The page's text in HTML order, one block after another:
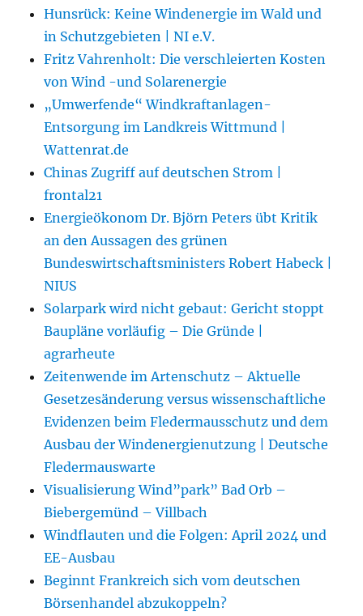
Hunsrück: Keine Windenergie im Wald und
in Schutzgebieten | NI e.V.
Fritz Vahrenholt: Die verschleierten Kosten
von Wind -und Solarenergie
„Umwerfende“ Windkraftanlagen-
Entsorgung im Landkreis Wittmund |
Wattenrat.de
Chinas Zugriff auf deutschen Strom |
frontal21
Energieökonom Dr. Björn Peters übt Kritik
an den Aussagen des grünen
Bundeswirtschaftsministers Robert Habeck |
NIUS
Solarpark wird nicht gebaut: Gericht stoppt
Baupläne vorläufig – Die Gründe |
agrarheute
Zeitenwende im Artenschutz – Aktuelle
Gesetzesänderung versus wissenschaftliche
Evidenzen beim Fledermausschutz und dem
Ausbau der Windenergienutzung | Deutsche
Fledermauswarte
Visualisierung Wind”park” Bad Orb –
Biebergemünd – Villbach
Windflauten und die Folgen: April 2024 und
EE-Ausbau
Beginnt Frankreich sich vom deutschen
Börsenhandel abzukoppeln?